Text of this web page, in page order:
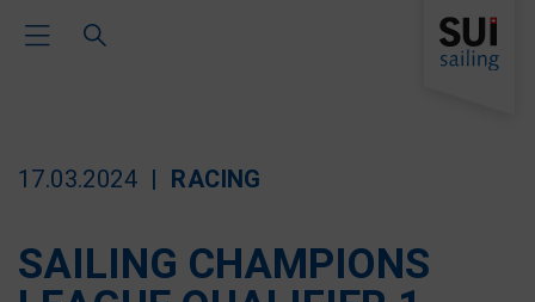
Toggle Main Navigation
17.03.2024 RACING
SAILING CHAMPIONS